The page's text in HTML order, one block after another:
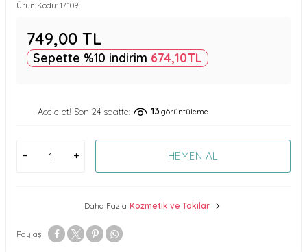
Ürün Kodu: 17109
749,00 TL
Sepette %10 indirim 674,10TL
Acele et! Son 24 saatte: 13 görüntüleme
HEMEN AL
Daha Fazla Kozmetik ve Takılar
Paylaş